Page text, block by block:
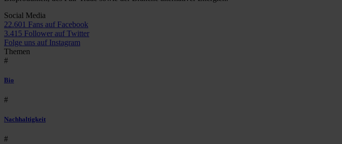
Social Media
22.601 Fans auf Facebook
3.415 Follower auf Twitter
Folge uns auf Instagram
Themen
#
Bio
#
Nachhaltigkeit
#